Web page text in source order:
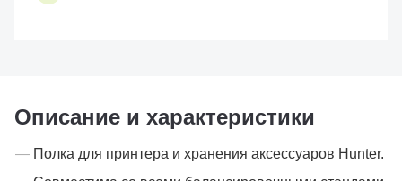
Описание и характеристики
Полка для принтера и хранения аксессуаров Hunter.